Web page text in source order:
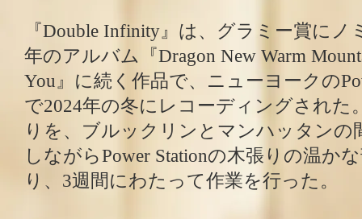
『Double Infinity』は、グラミー賞に
年のアルバム『Dragon New Warm
You』に続く作品で、ニューヨークの
で2024年の冬にレコーディングされた
りを、ブルックリンとマンハッタンの
しながらPower Stationの木張りの温か
り、3週間にわたって作業を行った。